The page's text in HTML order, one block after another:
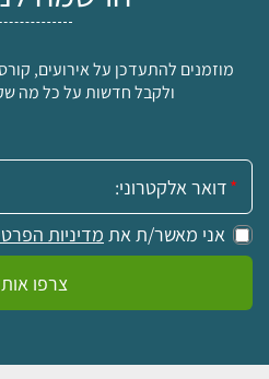
מוזמנים להתעדכן על אירועים,
ולקבל חדשות על כל מה
אימייל:
אני מאשר/ת את מדיניות
צרפו